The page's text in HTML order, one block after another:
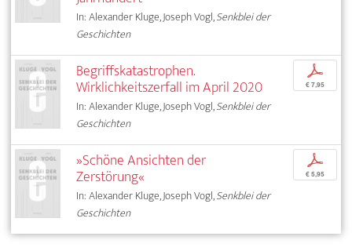
In: Alexander Kluge, Joseph Vogl,Senkblei der
Geschichten
Begriffskatastrophen.
Wirklichkeitszerfall im April 2020
In: Alexander Kluge, Joseph Vogl,Senkblei der
Geschichten
p
€ 7,95
»Schöne Ansichten der
Zerstörung«
In: Alexander Kluge, Joseph Vogl,Senkblei der
Geschichten
p
€ 5,95